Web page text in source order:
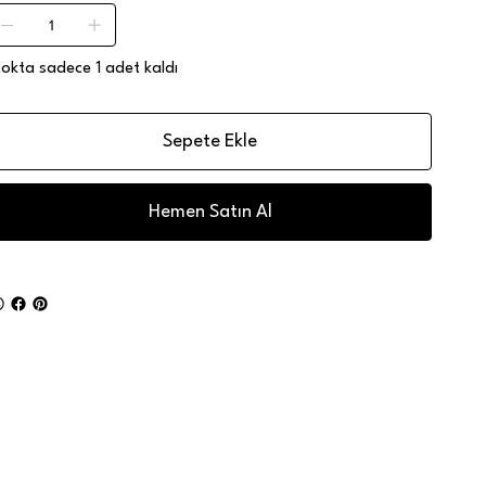
sadece 1 adet kaldı
Sepete Ekle
Hemen Satın Al